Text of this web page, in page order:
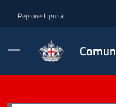
Regione Liguria